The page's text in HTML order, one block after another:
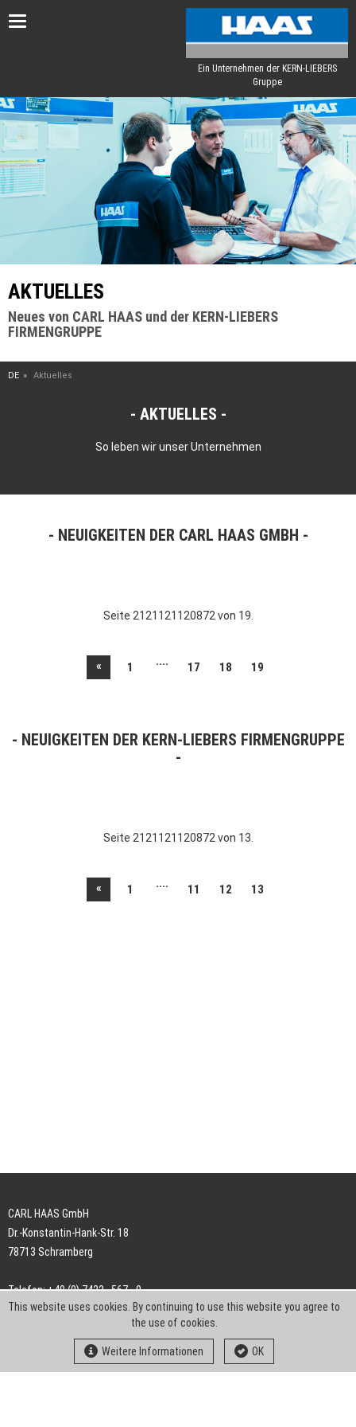
Toggle
Ein Unternehmen der KERN-LIEBERS
Gruppe
AKTUELLES
Neues von CARL HAAS und der KERN-LIEBERS
FIRMENGRUPPE
DE Aktuelles
AKTUELLES
So leben wir unser Unternehmen
NEUIGKEITEN DER CARL HAAS GMBH
Seite 2121121120872 von 19.
« 1 .... 17 18 19
NEUIGKEITEN DER KERN-LIEBERS FIRMENGRUPPE
Seite 2121121120872 von 13.
« 1 .... 11 12 13
CARL HAAS GmbH
Dr.-Konstantin-Hank-Str. 18
78713 Schramberg
Telefon: +49 (0) 7422 . 567 - 0
Telefax: +49 (0) 7422 . 567 - 239
info-ch@kern-liebers.com
This website uses cookies. By continuing to use this website you agree to
the use of cookies.
Weitere Informationen OK